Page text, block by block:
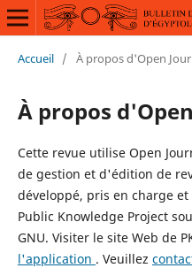
Accueil / À propos d'Open
À propos
Cette revue utilise Open
de gestion et d'édition de
développé, pris en charge
Public Knowledge Project
GNU. Visiter le site Web de
l'application . Veuillez